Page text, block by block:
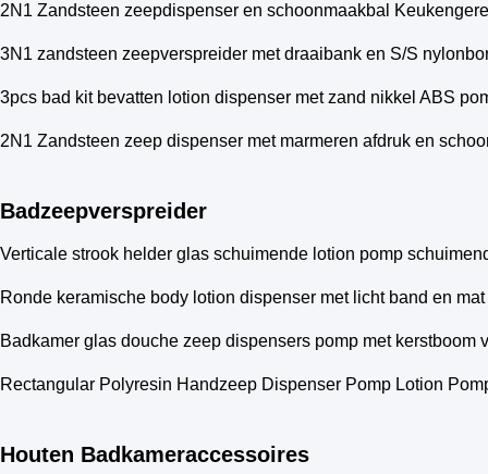
2N1 Zandsteen zeepdispenser en schoonmaakbal
3N1 zandsteen zeepverspreider met draaibank en S/S
3pcs bad kit bevatten lotion dispenser met zand nikkel ABS
2N1 Zandsteen zeep dispenser met marmeren afdruk en
Badzeepverspreider
Verticale strook helder glas schuimende lotion pomp
Ronde keramische body lotion dispenser met licht band en
Badkamer glas douche zeep dispensers pomp met kerstboom
Rectangular Polyresin Handzeep Dispenser Pomp Lotion
Houten Badkameraccessoires